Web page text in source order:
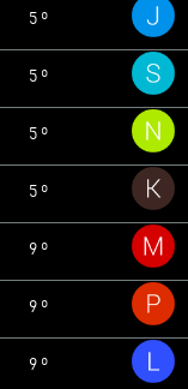
5 º
5 º
5 º
5 º
9 º
9 º
9 º